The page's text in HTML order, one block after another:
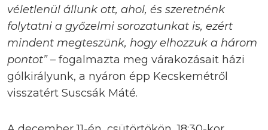
véletlenül állunk ott, ahol, és szeretnénk
folytatni a győzelmi sorozatunkat is, ezért
mindent megteszünk, hogy elhozzuk a három
pontot”– fogalmazta meg várakozásait házi
gólkirályunk, a nyáron épp Kecskemétről
visszatért Suscsák Máté.